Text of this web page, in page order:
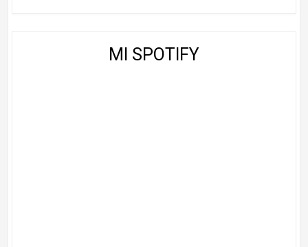
MI SPOTIFY